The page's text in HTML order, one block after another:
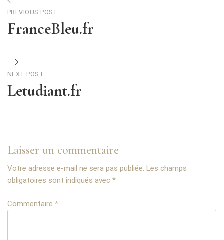
PREVIOUS POST
FranceBleu.fr
NEXT POST
Letudiant.fr
Laisser un commentaire
Votre adresse e-mail ne sera pas publiée. Les champs
obligatoires sont indiqués avec *
Commentaire *